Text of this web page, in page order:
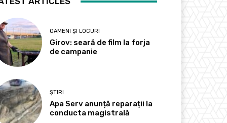
OAMENI ȘI LOCURI
Girov: seară de film la forja
de campanie
ȘTIRI
Apa Serv anunță reparații la
conducta magistrală